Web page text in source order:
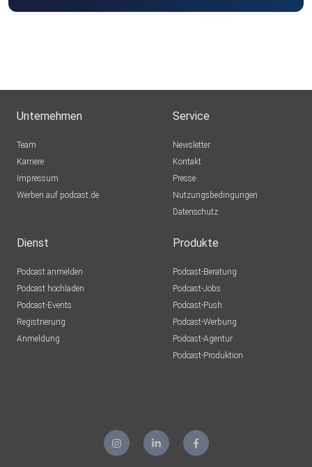
Unternehmen
Team
Karriere
Impressum
Werben auf podcast.de
Service
Newsletter
Kontakt
Presse
Nutzungsbedingungen
Datenschutz
Dienst
Podcast anmelden
Podcast hochladen
Podcast-Events
Registrierung
Anmeldung
Produkte
Podcast-Beratung
Podcast-Jobs
Podcast-Push
Podcast-Werbung
Podcast-Agentur
Podcast-Produktion